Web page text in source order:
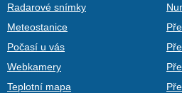
Radarové snímky
Meteostanice
Počasí u vás
Webkamery
Teplotní mapa